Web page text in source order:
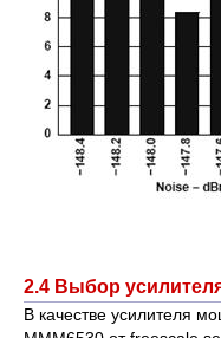
2.4 Выбор
В качестве усилителя